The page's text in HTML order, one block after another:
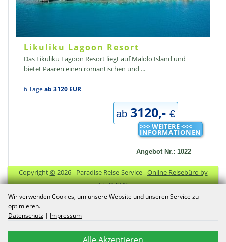
Likuliku Lagoon Resort
Das Likuliku Lagoon Resort liegt auf Malolo Island und
bietet Paaren einen romantischen und ...
6 Tage ab 3120 EUR
ab 3120,- €
>>> WEITERE <<<
INFORMATIONEN
Angebot Nr.: 1022
Copyright©2026- Paradise Reise-Service -Online Reisebüro by
ATeO CMS
Kontakt
Impressum Datenschutz
Nützliche
Wir verwenden Cookies, um unsere Website und unseren Service zu
optimieren.
Datenschutz | Impressum